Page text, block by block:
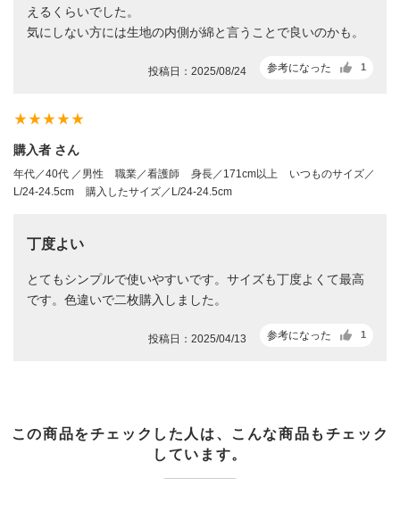
えるくらいでした。
気にしない方には生地の内側が綿と言うことで良いのかも。
参考になった 1
投稿日：2025/08/24
star_ratestar_ratestar_ratestar_ratestar_rate
購入者 さん
年代／40代 ／男性 職業／看護師 身長／171cm以上
いつものサイズ／
L/24-24.5cm
購入したサイズ／L/24-24.5cm
丁度よい
とてもシンプルで使いやすいです。サイズも丁度よくて最高
です。色違いで二枚購入しました。
参考になった 1
投稿日：2025/04/13
この商品をチェックした人は、こんな商品もチェック
しています。